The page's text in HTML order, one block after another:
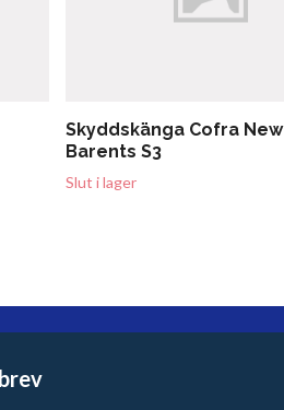
Skyddskänga Cofra New
Barents S3
Slut i lager